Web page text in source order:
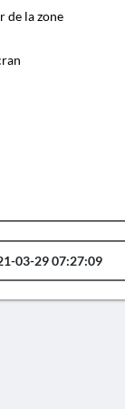
de la zone
03-29 07:27:09